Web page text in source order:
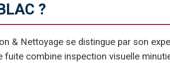
?
& Nettoyage se distingue par son
fuite combine inspection visuelle